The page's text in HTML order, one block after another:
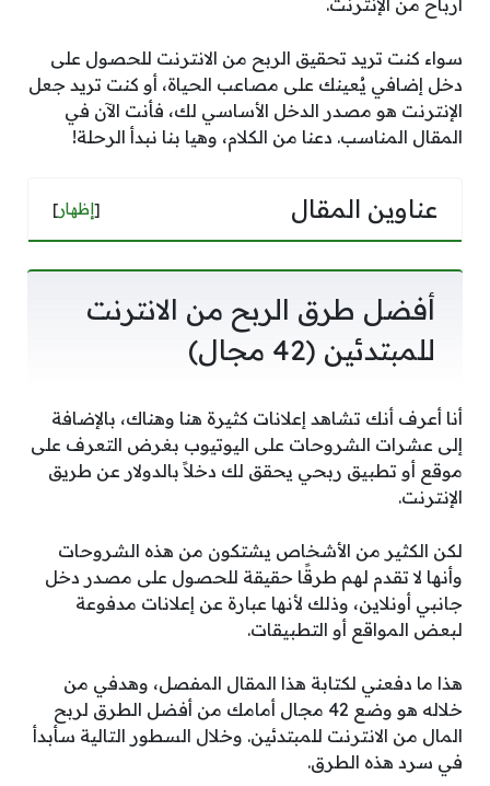
أرباح من الإنترنت.
سواء كنت تريد تحقيق الربح من الانترنت للحصول على
دخل إضافي يُعينك على مصاعب الحياة، أو كنت تريد جعل
الإنترنت هو مصدر الدخل الأساسي لك، فأنت الآن في
المقال المناسب. دعنا من الكلام، وهيا بنا نبدأ الرحلة!
عناوين المقال [إظهار]
أفضل طرق الربح من الانترنت
للمبتدئين (42 مجال)
أنا أعرف أنك تشاهد إعلانات كثيرة هنا وهناك، بالإضافة
إلى عشرات الشروحات على اليوتيوب بغرض التعرف على
موقع أو تطبيق ربحي يحقق لك دخلاً بالدولار عن طريق
الإنترنت.
لكن الكثير من الأشخاص يشتكون من هذه الشروحات
وأنها لا تقدم لهم طرقًا حقيقة للحصول على مصدر دخل
جانبي أونلاين، وذلك لأنها عبارة عن إعلانات مدفوعة
لبعض المواقع أو التطبيقات.
هذا ما دفعني لكتابة هذا المقال المفصل، وهدفي من
خلاله هو وضع 42 مجال أمامك من أفضل الطرق لربح
المال من الانترنت للمبتدئين. وخلال السطور التالية سأبدأ
في سرد هذه الطرق.